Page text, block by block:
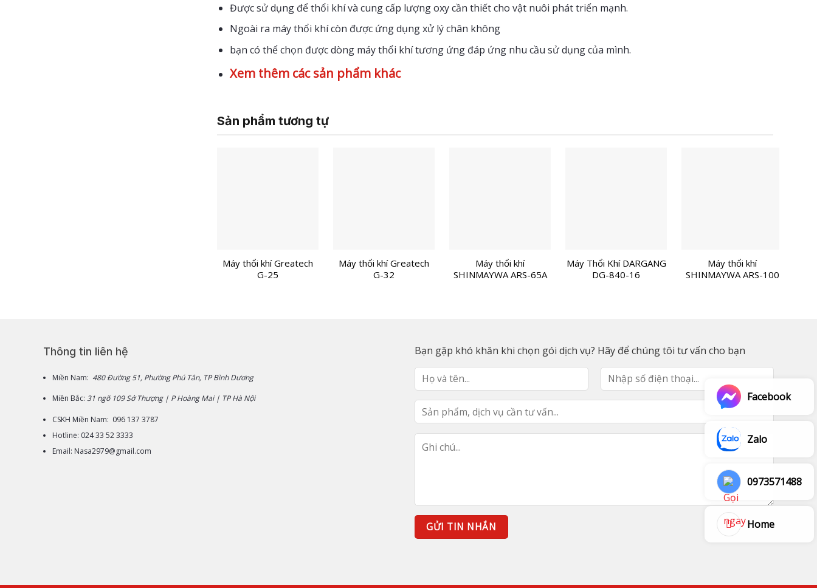
Được sử dụng để thổi khí và cung cấp lượng oxy cần thiết cho vật nuôi phát triển mạnh.
Ngoài ra máy thổi khí còn được ứng dụng xử lý chân không
bạn có thể chọn được dòng máy thổi khí tương ứng đáp ứng nhu cầu sử dụng của mình.
Xem thêm các sản phẩm khác
Sản phẩm tương tự
Máy thổi khí Greatech
G-25
Máy thổi khí Greatech
G-32
Máy thổi khí
SHINMAYWA ARS-65A
Máy Thổi Khí DARGANG
DG-840-16
Máy thổi khí
SHINMAYWA ARS-100
Thông tin liên hệ
Miền Nam: 480 Đường 51, Phường Phú Tân, TP Bình Dương
Miền Bắc: 31 ngõ 109 Sở Thượng | P Hoàng Mai | TP Hà Nội
CSKH Miền Nam: 096 137 3787
Hotline: 024 33 52 3333
Email: Nasa2979@gmail.com
Bạn gặp khó khăn khi chọn gói dịch vụ? Hãy để chúng tôi tư vấn cho bạn
Facebook
Zalo
0973571488
Home